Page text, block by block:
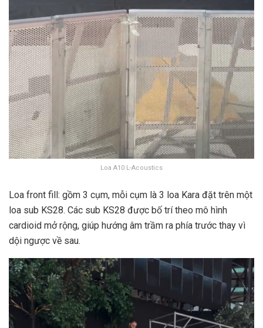
Loa A10 L-Acoustics
Loa front fill: gồm 3 cụm, mỗi cụm là 3 loa Kara đặt trên một
loa sub KS28. Các sub KS28 được bố trí theo mô hình
cardioid mở rộng, giúp hướng âm trầm ra phía trước thay vì
dội ngược về sau.